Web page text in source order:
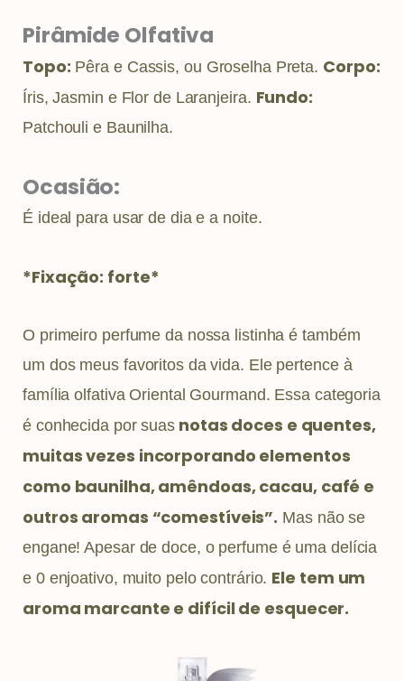
Pirâmide Olfativa
Topo: Pêra e Cassis, ou Groselha Preta. Corpo:
Íris, Jasmin e Flor de Laranjeira. Fundo:
Patchouli e Baunilha.
Ocasião:
É ideal para usar de dia e a noite.
*Fixação: forte*
O primeiro perfume da nossa listinha é também
um dos meus favoritos da vida. Ele pertence à
família olfativa Oriental Gourmand. Essa categoria
é conhecida por suas notas doces e quentes,
muitas vezes incorporando elementos
como baunilha, amêndoas, cacau, café e
outros aromas “comestíveis”. Mas não se
engane! Apesar de doce, o perfume é uma delícia
e 0 enjoativo, muito pelo contrário. Ele tem um
aroma marcante e difícil de esquecer.